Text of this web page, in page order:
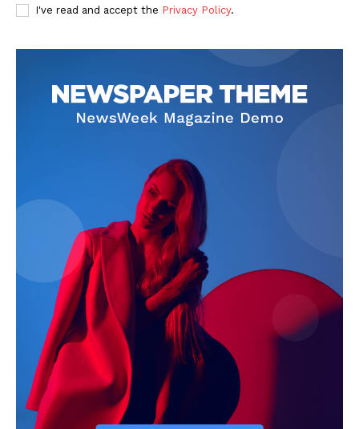
I've read and accept the Privacy Policy.